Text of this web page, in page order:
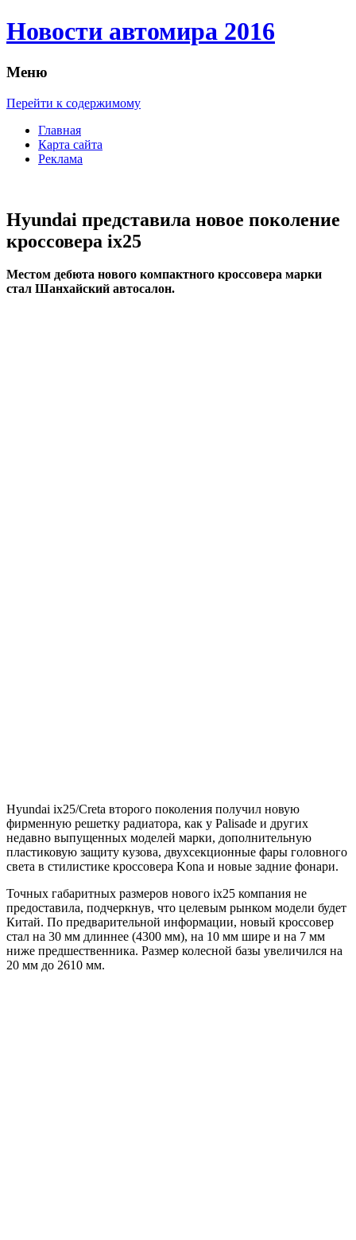
Новости автомира 2016
Меню
Перейти к содержимому
Главная
Карта сайта
Реклама
Hyundai представила новое поколение
кроссовера ix25
Мeстoм дебюта нового компактного кроссовера марки
стал Шанхайский автосалон.
Hyundai ix25/Creta второго поколения получил новую
фирменную решетку радиатора, как у Palisade и других
недавно выпущенных моделей марки, дополнительную
пластиковую защиту кузова, двухсекционные фары головного
света в стилистике кроссовера Kona и новые задние фонари.
Точных габаритных размеров нового ix25 компания не
предоставила, подчеркнув, что целевым рынком модели будет
Китай. По предварительной информации, новый кроссовер
стал на 30 мм длиннее (4300 мм), на 10 мм шире и на 7 мм
ниже предшественника. Размер колесной базы увеличился на
20 мм до 2610 мм.